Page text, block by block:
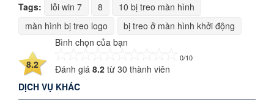
Tags: lỗi win 7 8
10 bị treo màn hình
màn hình bị treo logo
bị treo ở màn hình khởi động
8.2
Bình chọn của bạn
0/10
Đánh giá 8.2 từ 30 thành viên
DỊCH VỤ KHÁC